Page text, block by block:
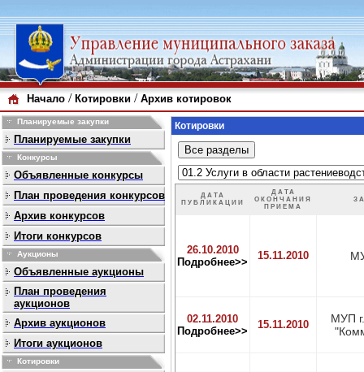
Начало / Котировки / Архив котировок
Планируемые закупки
Планируемые закупки
Конкурсы
Объявленные конкурсы
План проведения конкурсов
Архив конкурсов
Итоги конкурсов
Аукционы
Объявленные аукционы
План проведения
аукционов
Архив аукционов
Итоги аукционов
Котировки
Котировки
ДАТА
ПУБЛИКАЦИИ
ДАТА
ОКОНЧАНИЯ
ПРИЕМА
26.10.2010
Подробнее>>
15.11.2010
02.11.2010
Подробнее>>
15.11.2010
МУП